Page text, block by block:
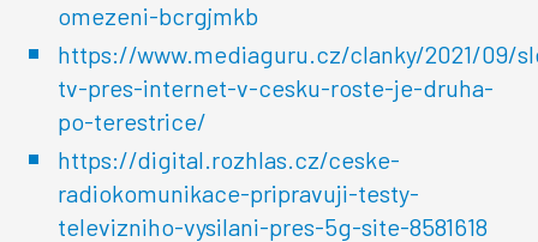
omezeni-bcrgjmkb
https://www.mediaguru.cz/clanky/2021/09/
tv-pres-internet-v-cesku-roste-je-druha-
po-terestrice/
https://digital.rozhlas.cz/ceske-
radiokomunikace-pripravuji-testy-
televizniho-vysilani-pres-5g-site-8581618